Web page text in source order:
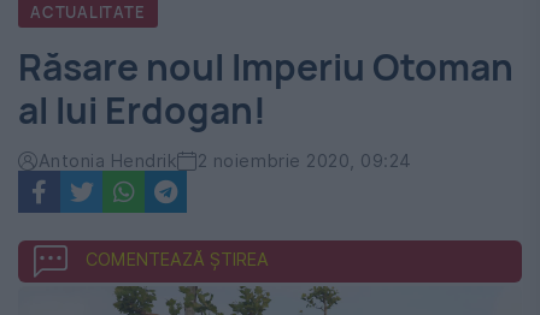
România
-
Evenimentul
Zilei
ACTUALITATE
Răsare noul Imperiu Otoman
al lui Erdogan!
Antonia Hendrik 2 noiembrie 2020, 09:24
COMENTEAZĂ ȘTIREA